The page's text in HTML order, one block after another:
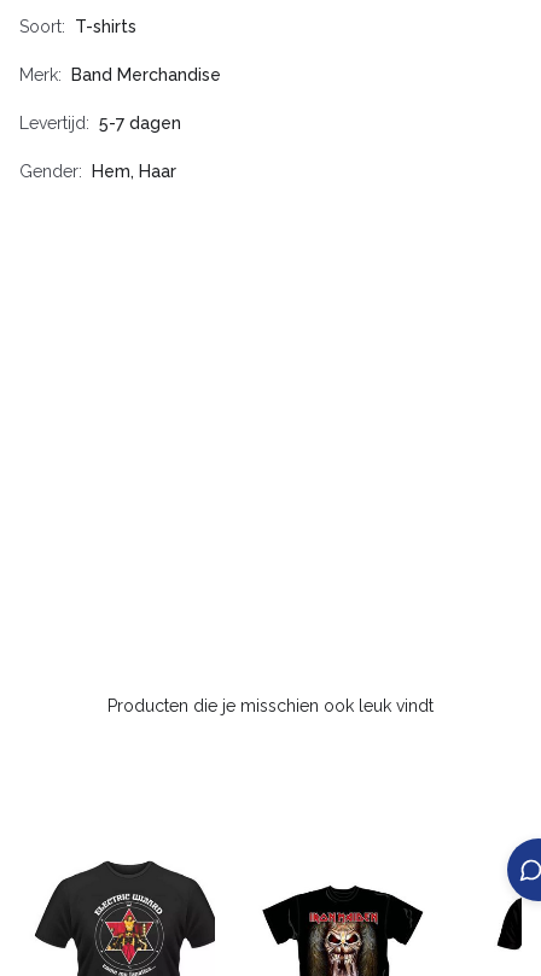
Soort T-shirts
Merk Band Merchandise
Levertijd 5-7 dagen
Gender Hem, Haar
Producten die je misschien ook leuk vindt